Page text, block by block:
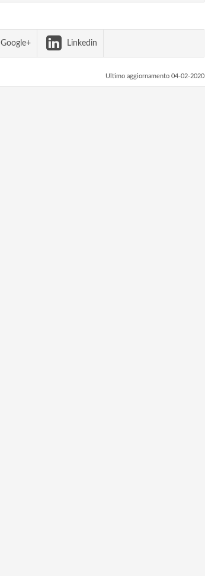
Google+ Linkedin
Ultimo aggiornamento 04-02-2020